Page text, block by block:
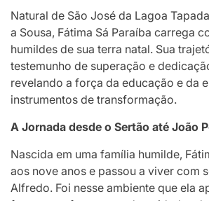
Natural de São José da Lagoa
a Sousa, Fátima Sá Paraíba carrega
humildes de sua terra natal. Sua
testemunho de superação e
revelando a força da educação e da
instrumentos de transformação.
A Jornada desde o Sertão até João
Nascida em uma família humilde,
aos nove anos e passou a viver com
Alfredo. Foi nesse ambiente que ela